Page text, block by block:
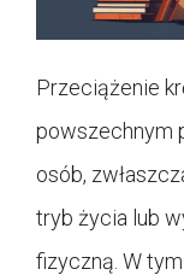
Przeciążenie
powszechnym
osób,
tryb życia lub
fizyczną. W